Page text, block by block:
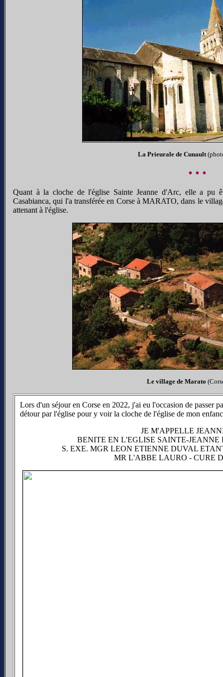
La Prieurale de Cunault
• • •
Quant à la cloche de l'église Sainte Jeanne d'Arc, elle a pu
Casabianca, qui l'a transférée en Corse à MARATO, dans le
attenant à l'église.
Le village de Marato
Lors d'un séjour en Corse en 2022, j'ai eu l'occasion de passer
détour par l'église pour y voir la cloche de l'église de mon
JE M'APPELLE
BENITE EN L'EGLISE SAINTE-
S. EXE. MGR LEON ETIENNE DUVAL
MR L'ABBE LAURO - CURE